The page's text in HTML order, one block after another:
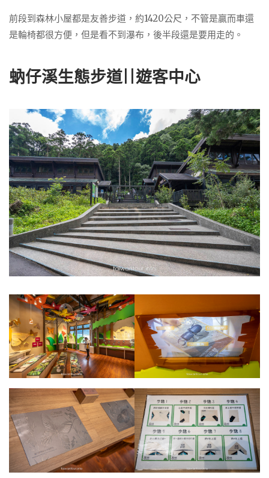
前段到森林小屋都是友善步道，約1420公尺，不管是贏而車還
是輪椅都很方便，但是看不到瀑布，後半段還是要用走的。
蚋仔溪生態步道||遊客中心